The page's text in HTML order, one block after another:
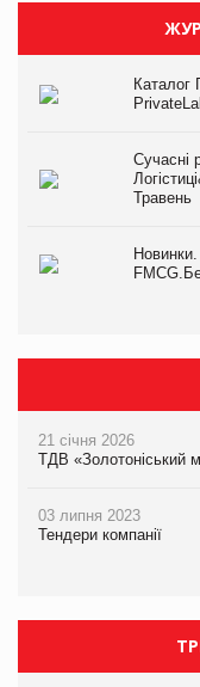
Каталог
Сучасні
Травень
21 січня 2026
ТДВ «Золотоніський
03 липня 2023
Тендери компанії